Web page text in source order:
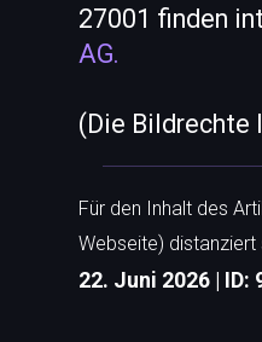
27001 finden
AG.
(Die Bildrechte
Für den Inhalt des
Webseite) distanziert
22. Juni 2026 | ID: